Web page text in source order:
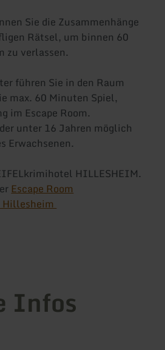
Sie die Zusammenhänge
Rätsel, um binnen 60
zu verlassen.
führen Sie in den Raum
max. 60 Minuten Spiel,
im Escape Room.
unter 16 Jahren möglich
Erwachsenen.
HILLESHEIM.
Escape Room
Infos